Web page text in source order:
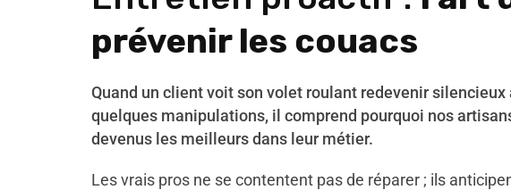
prévenir les couacs
Quand un client voit son volet roulant redevenir silencieux
quelques manipulations, il comprend pourquoi nos
devenus les meilleurs dans leur métier.
Les vrais pros ne se contentent pas de réparer ; ils